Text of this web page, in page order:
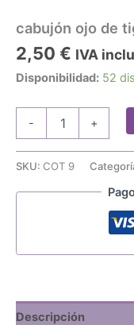
cabujón ojo de
2,50 € IVA
Disponibilidad: 52
-
tigre
cantidad
+
SKU: COT 9
Descripción